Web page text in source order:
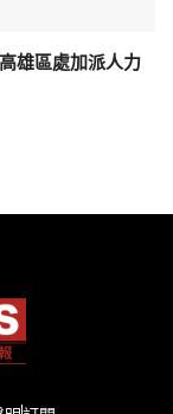
雄區處加派人力